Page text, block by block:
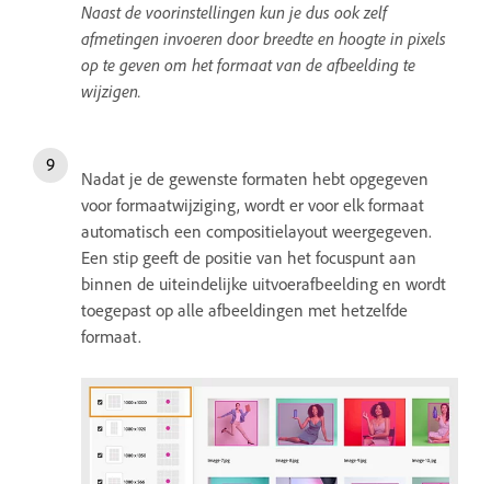
Naast de voorinstellingen kun je dus ook zelf
afmetingen invoeren door breedte en hoogte in pixels
op te geven om het formaat van de afbeelding te
wijzigen.
Nadat je de gewenste formaten hebt opgegeven
voor formaatwijziging, wordt er voor elk formaat
automatisch een compositielayout weergegeven.
Een stip geeft de positie van het focuspunt aan
binnen de uiteindelijke uitvoerafbeelding en wordt
toegepast op alle afbeeldingen met hetzelfde
formaat.